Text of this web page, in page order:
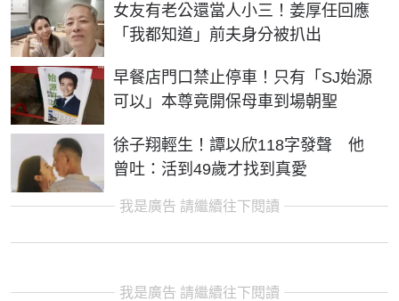
女友有老公還當人小三！姜厚任回應
「我都知道」前夫身分被扒出
早餐店門口禁止停車！只有「SJ始源
可以」本尊竟開保母車到場朝聖
徐子翔輕生！譚以欣118字發聲 他
曾吐：活到49歲才找到真愛
我是廣告 請繼續往下閱讀
我是廣告 請繼續往下閱讀